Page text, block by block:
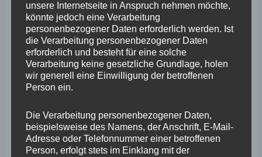
Landesaufnahmegesetzes”
56. Plenarsitzung – Stephan
unsere Internetseite in Anspruch nehmen möchte,
könnte jedoch eine Verarbeitung
personenbezogener Daten erforderlich werden. Ist
die Verarbeitung personenbezogener Daten
erforderlich und besteht für eine solche
Verarbeitung keine gesetzliche Grundlage, holen
wir generell eine Einwilligung der betroffenen
Person ein.
Die Verarbeitung personenbezogener Daten,
beispielsweise des Namens, der Anschrift, E-Mail-
Adresse oder Telefonnummer einer betroffenen
Person, erfolgt stets im Einklang mit der